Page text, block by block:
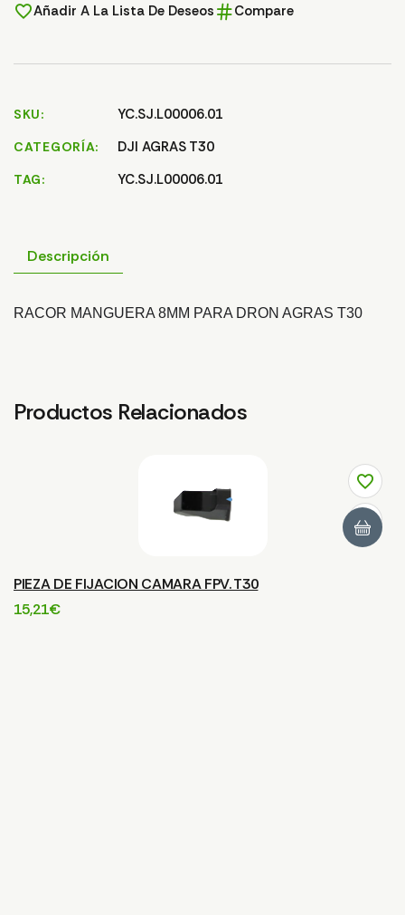
Compare
Añadir A La Lista De Deseos
SKU YC.SJ.L00006.01
CATEGORÍA DJI AGRAS T30
TAG YC.SJ.L00006.01
Descripción
RACOR MANGUERA 8MM PARA DRON AGRAS T30
Productos Relacionados
PIEZA DE FIJACION CAMARA FPV. T30
15,21€